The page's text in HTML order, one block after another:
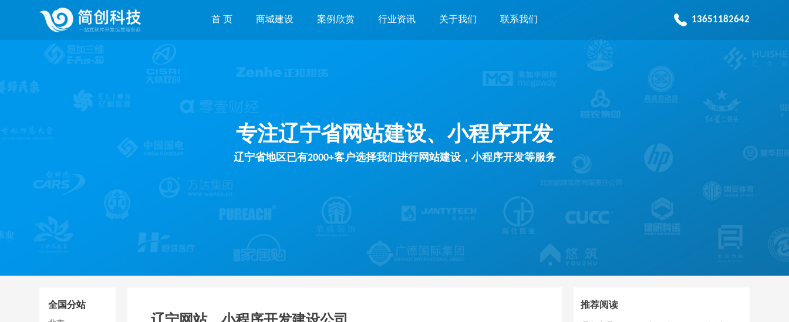
首 页 商城建设 案例欣赏 行业资讯 关于我们 联系我们 13651182642
专注辽宁省网站建设、小程序开发
辽宁省地区已有2000+客户选择我们进行网站建设，小程序开发等服务
全国分站 推荐阅读